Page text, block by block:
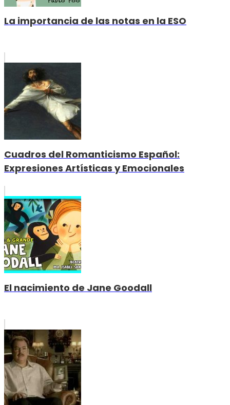
La importancia de las notas en la ESO
Cuadros del Romanticismo Español:
Expresiones Artísticas y Emocionales
El nacimiento de Jane Goodall